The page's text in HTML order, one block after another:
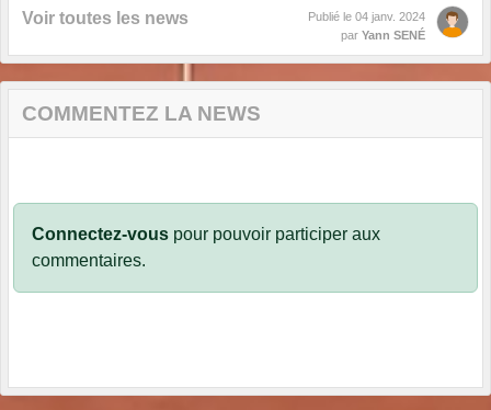
Voir toutes les news Publié le 04 janv. 2024
par Yann SENÉ
COMMENTEZ LA NEWS
Connectez-vous pour pouvoir participer aux
commentaires.